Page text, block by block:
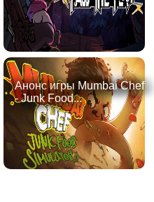
Анонс игры Mumbai Chef
- Junk Food...